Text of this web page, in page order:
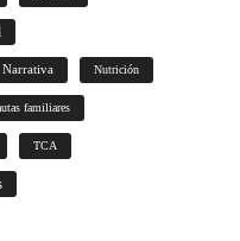
Narrativa Nutrición
familiares
TCA